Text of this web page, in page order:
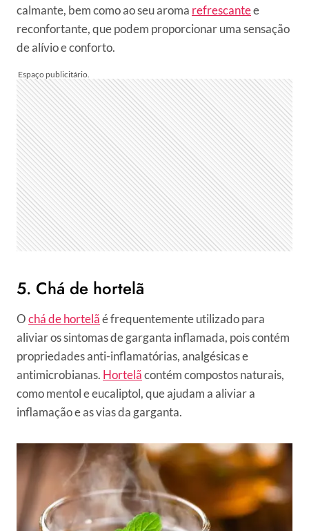
calmante, bem como ao seu aroma refrescantee
reconfortante, que podem proporcionar uma sensação
de alívio e conforto.
5. Chá de hortelã
Ochá de hortelãé frequentemente utilizado para
aliviar os sintomas de garganta inflamada, pois contém
propriedades anti-inflamatórias, analgésicas e
antimicrobianas. Hortelãcontém compostos naturais,
como mentol e eucaliptol, que ajudam a aliviar a
inflamação e as vias da garganta.